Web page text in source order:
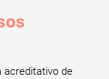
acreditativo de